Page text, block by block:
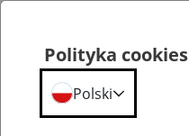
Polityka cookies
Polski